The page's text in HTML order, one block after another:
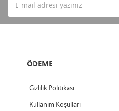
ÖDEME
Gizlilik Politikası
Kullanım Koşulları